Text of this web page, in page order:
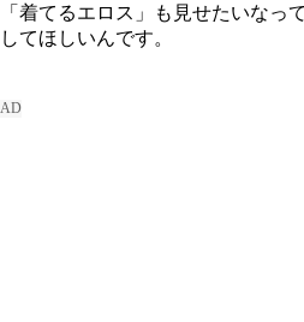
「着てるエロス」も見せたいなっ
してほしいんです。